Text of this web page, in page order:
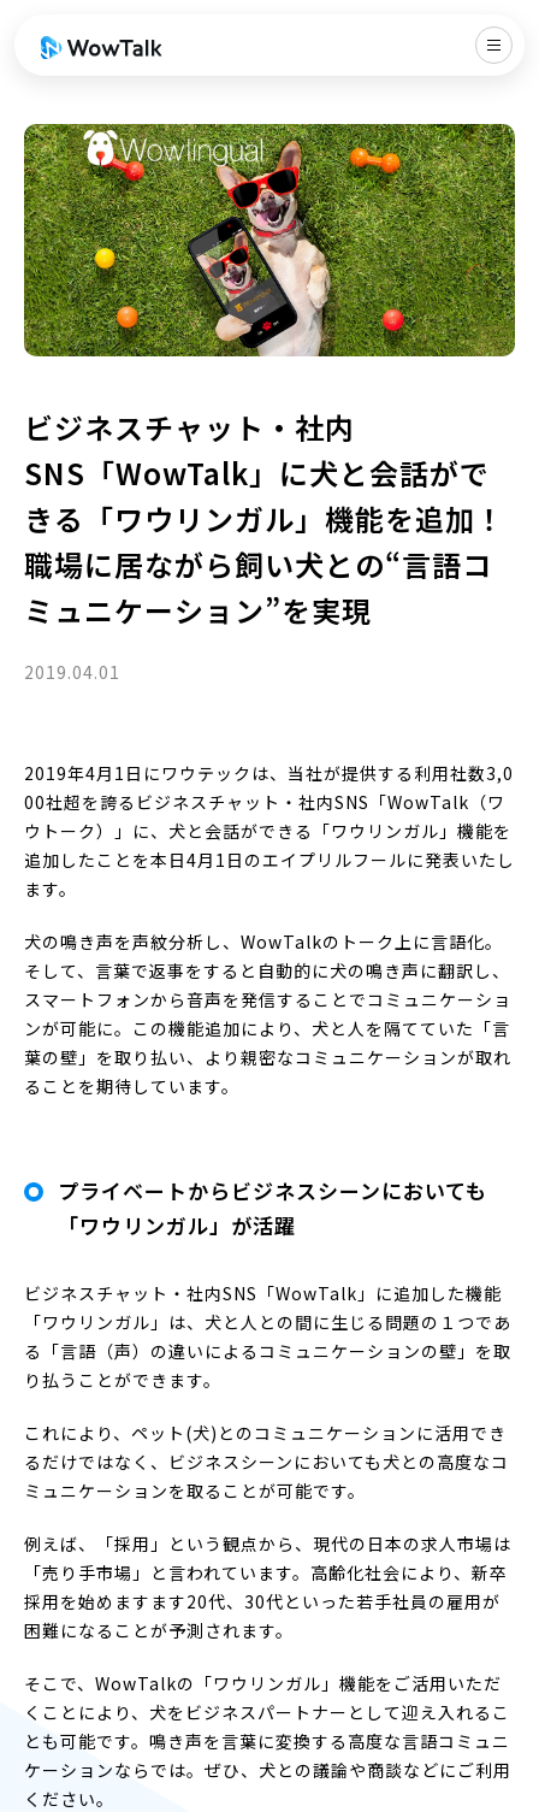
ビジネスチャット・社内
SNS「WowTalk」に犬と会話がで
きる「ワウリンガル」機能を追加！
職場に居ながら飼い犬との“言語コ
ミュニケーション”を実現
2019.04.01
2019年4月1日にワウテックは、当社が提供する利用社数3,0
00社超を誇るビジネスチャット・社内SNS「WowTalk（ワ
ウトーク）」に、犬と会話ができる「ワウリンガル」機能を
追加したことを本日4月1日のエイプリルフールに発表いたし
ます。
犬の鳴き声を声紋分析し、WowTalkのトーク上に言語化。
そして、言葉で返事をすると自動的に犬の鳴き声に翻訳し、
スマートフォンから音声を発信することでコミュニケーショ
ンが可能に。この機能追加により、犬と人を隔てていた「言
葉の壁」を取り払い、より親密なコミュニケーションが取れ
ることを期待しています。
プライベートからビジネスシーンにおいても
「ワウリンガル」が活躍
ビジネスチャット・社内SNS「WowTalk」に追加した機能
「ワウリンガル」は、犬と人との間に生じる問題の１つであ
る「言語（声）の違いによるコミュニケーションの壁」を取
り払うことができます。
これにより、ペット(犬)とのコミュニケーションに活用でき
るだけではなく、ビジネスシーンにおいても犬との高度なコ
ミュニケーションを取ることが可能です。
例えば、「採用」という観点から、現代の日本の求人市場は
「売り手市場」と言われています。高齢化社会により、新卒
採用を始めますます20代、30代といった若手社員の雇用が
困難になることが予測されます。
そこで、WowTalkの「ワウリンガル」機能をご活用いただ
くことにより、犬をビジネスパートナーとして迎え入れるこ
とも可能です。鳴き声を言葉に変換する高度な言語コミュニ
ケーションならでは。ぜひ、犬との議論や商談などにご利用
ください。